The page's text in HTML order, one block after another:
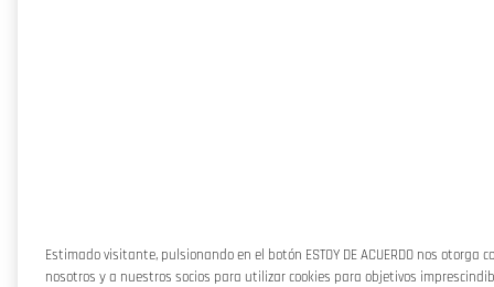
Estimado visitante, pulsionando en el botón ESTOY DE ACUERDO nos otorga
nosotros y a nuestros socios para utilizar cookies para objetivos